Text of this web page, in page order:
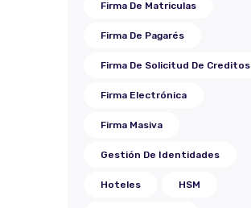
Firma De Matriculas
Firma De Pagarés
Firma De Solicitud De Creditos
Firma Electrónica
Firma Masiva
Gestión De Identidades
Hoteles HSM